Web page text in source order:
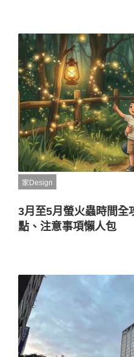
家Design
3月至5月螢火蟲時間全
點、注意事項懶人包